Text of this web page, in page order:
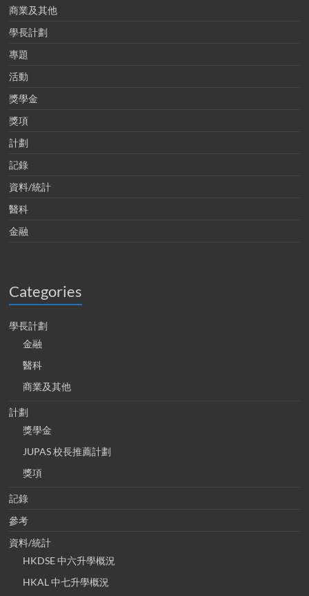
商業及其他
學長計劃
專題
活動
獎學金
獎項
計劃
記錄
資料/統計
醫科
金融
Categories
學長計劃
金融
醫科
商業及其他
計劃
獎學金
JUPAS 校長推薦計劃
獎項
記錄
參考
資料/統計
HKDSE 中六升學概況
HKAL 中七升學概況